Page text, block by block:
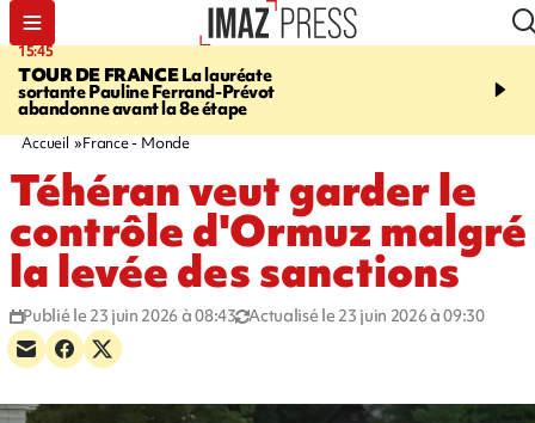
15:45
TOUR DE FRANCELa lauréate
sortante Pauline Ferrand-Prévot
abandonne avant la 8e étape
20:17
routière, concours de
Accueil France - Monde
Téhéran veut garder le
contrôle d'Ormuz malgré
la levée des sanctions
Publié le 23 juin 2026 à 08:43 Actualisé le 23 juin 2026 à 09:30